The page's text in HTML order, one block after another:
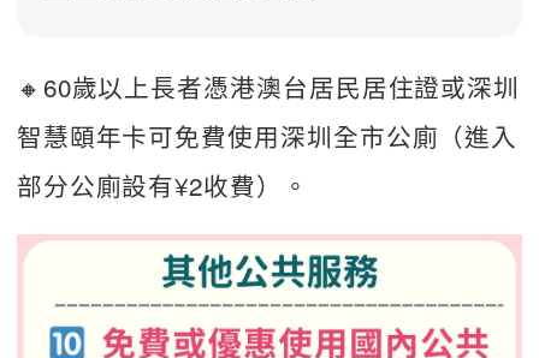
🔸60歲以上長者憑港澳台居民居住證或深圳
智慧頤年卡可免費使用深圳全市公廁（進入
部分公廁設有¥2收費）。